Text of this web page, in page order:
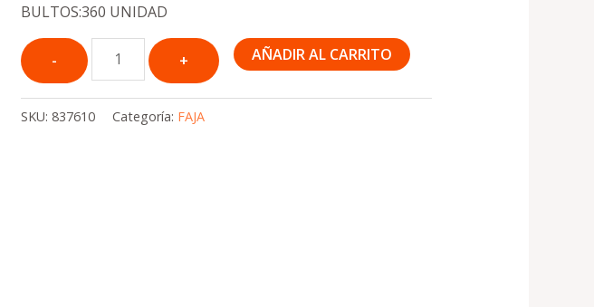
BULTOS:360 UNIDAD
AÑADIR AL CARRITO
SKU:837610 Categoría: FAJA